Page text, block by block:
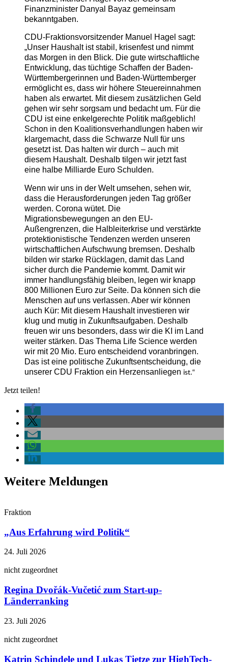
Finanzminister Danyal Bayaz gemeinsam
bekanntgaben.
CDU-Fraktionsvorsitzender Manuel Hagel sagt:
„Unser Haushalt ist stabil, krisenfest und nimmt
das Morgen in den Blick. Die gute wirtschaftliche
Entwicklung, das tüchtige Schaffen der Baden-
Württembergerinnen und Baden-Württemberger
ermöglicht es, dass wir höhere Steuereinnahmen
haben als erwartet. Mit diesem zusätzlichen Geld
gehen wir sehr sorgsam und bedacht um. Für die
CDU ist eine enkelgerechte Politik maßgeblich!
Schon in den Koalitionsverhandlungen haben wir
klargemacht, dass die Schwarze Null für uns
gesetzt ist. Das halten wir durch – auch mit
diesem Haushalt. Deshalb tilgen wir jetzt fast
eine halbe Milliarde Euro Schulden.
Wenn wir uns in der Welt umsehen, sehen wir,
dass die Herausforderungen jeden Tag größer
werden. Corona wütet. Die
Migrationsbewegungen an den EU-
Außengrenzen, die Halbleiterkrise und verstärkte
protektionistische Tendenzen werden unseren
wirtschaftlichen Aufschwung bremsen. Deshalb
bilden wir starke Rücklagen, damit das Land
sicher durch die Pandemie kommt. Damit wir
immer handlungsfähig bleiben, legen wir knapp
800 Millionen Euro zur Seite. Da können sich die
Menschen auf uns verlassen. Aber wir können
auch Kür: Mit diesem Haushalt investieren wir
klug und mutig in Zukunftsaufgaben. Deshalb
freuen wir uns besonders, dass wir die KI im Land
weiter stärken. Das Thema Life Science werden
wir mit 20 Mio. Euro entscheidend voranbringen.
Das ist eine politische Zukunftsentscheidung, die
unserer CDU Fraktion ein Herzensanliegen ist.“
Jetzt teilen!
Weitere Meldungen
Fraktion
„Aus Erfahrung wird Politik“
24. Juli 2026
nicht zugeordnet
Regina Dvořák-Vučetić zum Start-up-
Länderranking
23. Juli 2026
nicht zugeordnet
Katrin Schindele und Lukas Tietze zur HighTech-